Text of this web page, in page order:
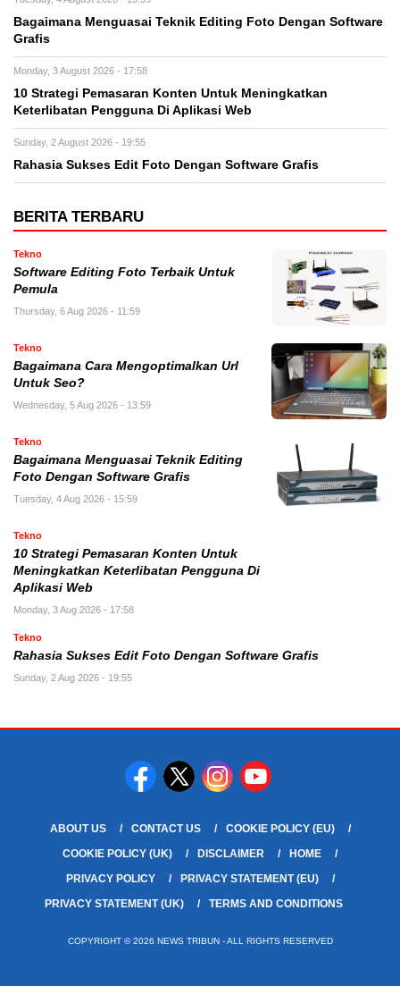
Bagaimana Menguasai Teknik Editing Foto Dengan Software
Grafis
Monday, 3 August 2026 - 17:58
10 Strategi Pemasaran Konten Untuk Meningkatkan
Keterlibatan Pengguna Di Aplikasi Web
Sunday, 2 August 2026 - 19:55
Rahasia Sukses Edit Foto Dengan Software Grafis
BERITA TERBARU
Tekno
Software Editing Foto Terbaik Untuk
Pemula
Thursday, 6 Aug 2026 - 11:59
Tekno
Bagaimana Cara Mengoptimalkan Url
Untuk Seo?
Wednesday, 5 Aug 2026 - 13:59
Tekno
Bagaimana Menguasai Teknik Editing
Foto Dengan Software Grafis
Tuesday, 4 Aug 2026 - 15:59
Tekno
10 Strategi Pemasaran Konten Untuk
Meningkatkan Keterlibatan Pengguna Di
Aplikasi Web
Monday, 3 Aug 2026 - 17:58
Tekno
Rahasia Sukses Edit Foto Dengan Software Grafis
Sunday, 2 Aug 2026 - 19:55
ABOUT US CONTACT US
COOKIE POLICY (EU)
COOKIE POLICY (UK)
DISCLAIMER
HOME
PRIVACY POLICY
PRIVACY STATEMENT (EU)
PRIVACY STATEMENT (UK)
TERMS AND CONDITIONS
COPYRIGHT © 2026 NEWS TRIBUN - ALL RIGHTS RESERVED